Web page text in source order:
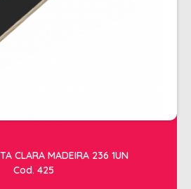
CLARA MADEIRA 236 1UN
Cod. 425